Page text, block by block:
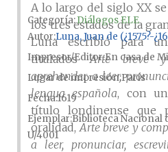
A lo largo del siglo XX
los tres estados de la
Luna escribió para
tituladosArte breve y
aprehender a leer,
lengua española, con
título londinense que
oralidad,Arte breve y
a leer, pronunciar,
Categoría:Diálogos ELE
Autor Luna, Juan de (¿1575?-
Impresor/EditorEn casa de
Lugar de impresiónParís
Fecha1619
Ejemplar Biblioteca Nacional
U/4001